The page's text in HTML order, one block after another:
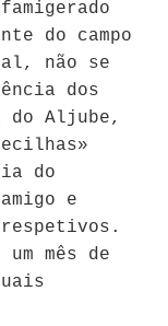
do campo
não se
dos
do Aljube,
do
e
mês de